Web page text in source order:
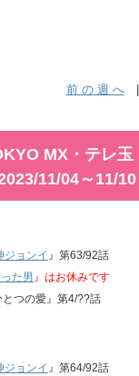
前 の 週 へ
MX・テレ
11/04～11/10
ジョンイ 』第63/92話
た男』はお休みです
つの愛』第4/??話
ジョンイ 』第64/92話